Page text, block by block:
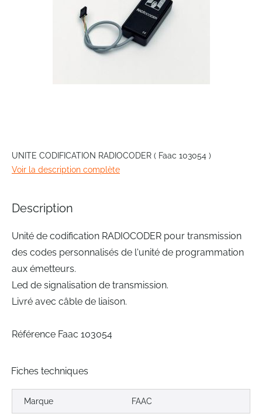
to
the
beginning
images
UNITE CODIFICATION RADIOCODER ( Faac 103054 )
Voir la description complète
Description
Unité de codification RADIOCODER pour transmission
des codes personnalisés de l'unité de programmation
aux émetteurs.
Led de signalisation de transmission.
Livré avec câble de liaison.
Référence Faac 103054
Fiches techniques
Marque FAAC